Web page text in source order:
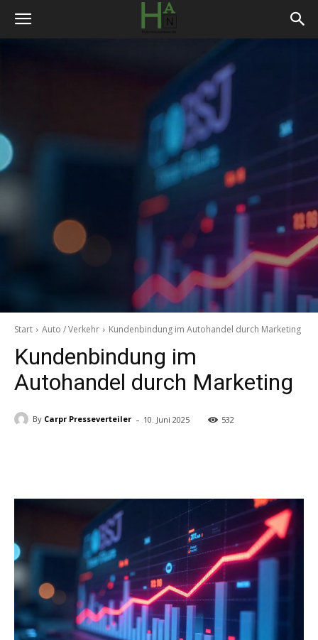
Start Auto / Verkehr Kundenbindung im Autohandel durch Marketing
Kundenbindung im
Autohandel durch Marketing
By Carpr Presseverteiler - 10. Juni 2025 532